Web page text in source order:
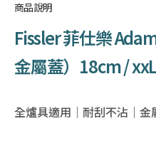
商品說明
Fissler 菲仕樂
金屬蓋）18cm /
全爐具適用｜耐刮不沾｜金